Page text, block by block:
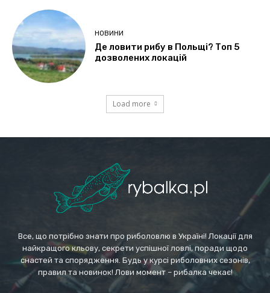
НОВИНИ
Де ловити рибу в Польщі? Топ 5
дозволених локацій
Load more
Все, що потрібно знати про риболовлю в Україні! Локації для
найкращого кльову, секрети успішної ловлі, поради щодо
снастей та спорядження. Будь у курсі риболовних сезонів,
правил та новинок! Лови момент – рибалка чекає!